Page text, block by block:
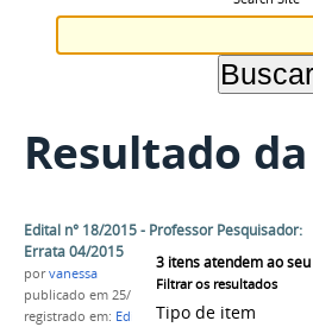
Resultado
3 itens atendem ao
Filtrar os resultados
Tipo de item
Edital n° 18/2015 - Professor Pesquisador:
Errata 04/2015
porvanessa
publicado em 25/11/2015
registrado em: Edital n° 18/2015 ,Professor